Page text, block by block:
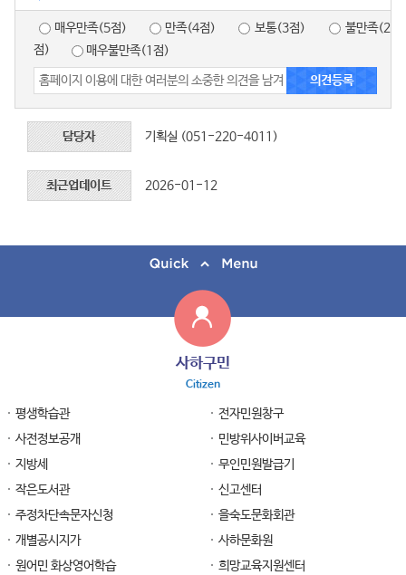
매우만족(5점) 만족(4점) 보통(3점)
점)
매우불만족(1점)
담당자 기획실 (051-220-4011)
최근업데이트 2026-01-12
사하구민
Citizen
평생학습관
전자민원창구
사전정보공개
민방위사이버교육
지방세
무인민원발급기
작은도서관
신고센터
주정차단속문자신청
을숙도문화회관
개별공시지가
사하문화원
원어민 화상영어학습
희망교육지원센터